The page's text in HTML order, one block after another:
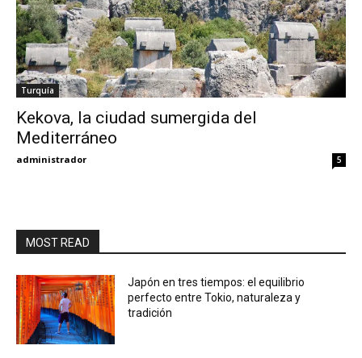
My
Turquía
Kekova, la ciudad sumergida del
Mediterráneo
administrador 5
MOST READ
Japón en tres tiempos: el equilibrio
perfecto entre Tokio, naturaleza y
tradición